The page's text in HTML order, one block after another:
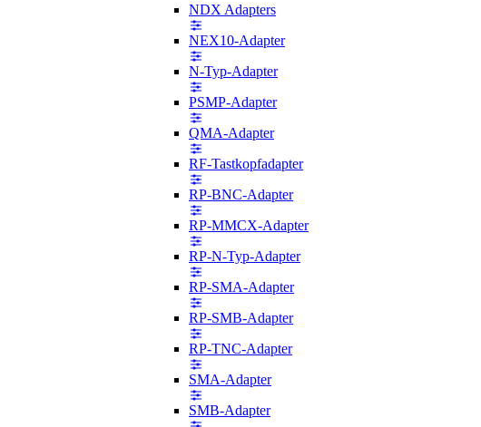
NDX Adapters
NEX10-Adapter
N-Typ-Adapter
PSMP-Adapter
QMA-Adapter
RF-Tastkopfadapter
RP-BNC-Adapter
RP-MMCX-Adapter
RP-N-Typ-Adapter
RP-SMA-Adapter
RP-SMB-Adapter
RP-TNC-Adapter
SMA-Adapter
SMB-Adapter